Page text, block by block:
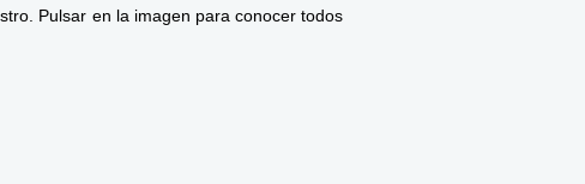
Pulsar en la imagen para conocer todos